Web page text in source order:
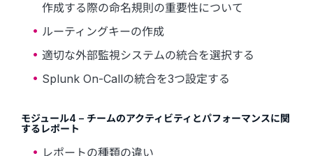
作成する際の命名規則の重要性について
ルーティングキーの作成
適切な外部監視システムの統合を選択する
Splunk On-Callの統合を3つ設定する
モジュール4 – チームのアクティビティとパフォーマンスに関
するレポート
レポートの種類の違い